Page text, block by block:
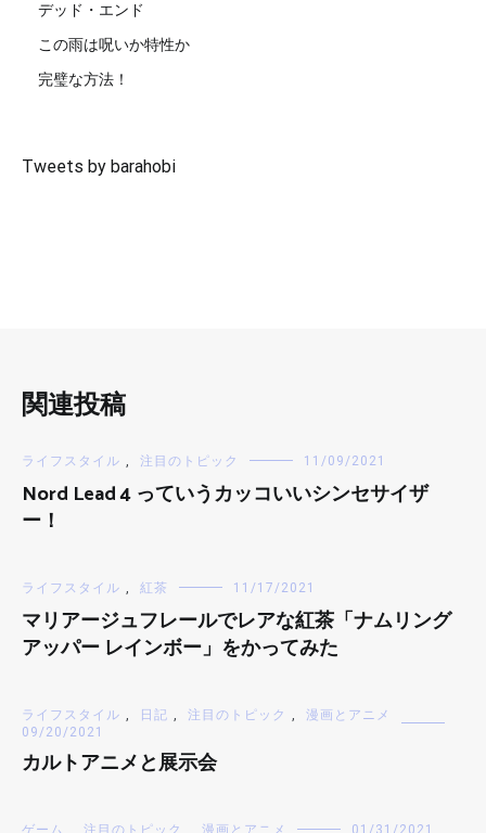
デッド・エンド
この雨は呪いか特性か
完璧な方法！
Tweets by barahobi
関連投稿
ライフスタイル , 注目のトピック 11/09/2021
Nord Lead 4 っていうカッコいいシンセサイザ
ー！
ライフスタイル , 紅茶 11/17/2021
マリアージュフレールでレアな紅茶「ナムリング
アッパー レインボー」をかってみた
ライフスタイル , 日記 , 注目のトピック ,
漫画とアニメ
09/20/2021
カルトアニメと展示会
ゲーム 注目のトピック 漫画とアニメ 01/31/2021